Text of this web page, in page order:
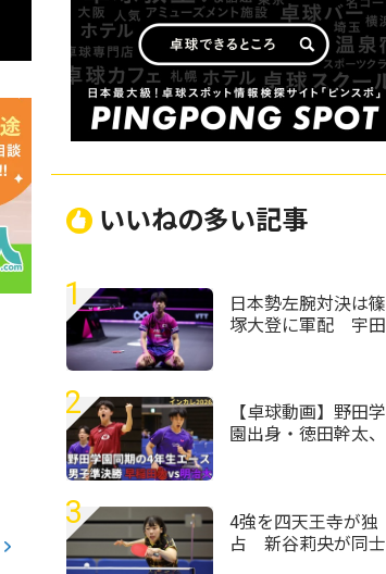
いいねの多い記事
1
日本勢左腕対決は篠
塚大登に軍配 宇田
ンズ横浜2026＞
2
【卓球動画】野田学
園出身・徳田幹太、
るダブルス｜インカ
レ卓球2026男子準決
3
4強を四天王寺が独
占 新谷莉央が同士